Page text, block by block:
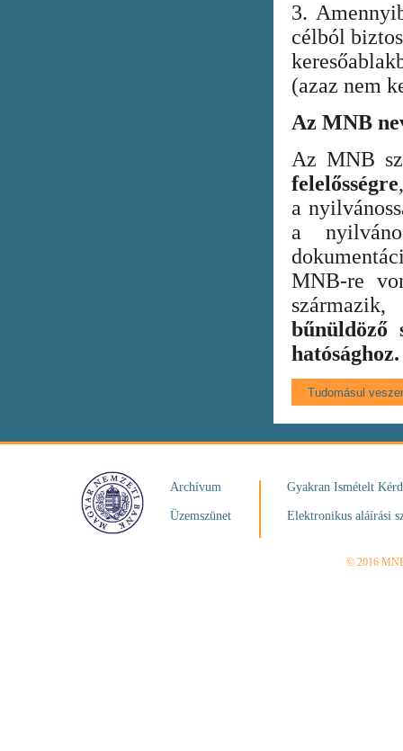
3.
célból
(azaz nem
Az MNB
Az MNB
felelősségre
a
a
MNB-re
bűnüldöző
hatósághoz.
Archívum
Üzemszünet
Gyakran Ismételt
Elektronikus aláírási
© 2016